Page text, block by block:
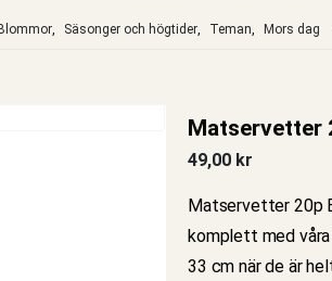
Blommor, Säsonger och högtider, Teman, Mors dag
Matservetter
49,00 kr
Matservetter 20p
komplett med
33 cm när de är